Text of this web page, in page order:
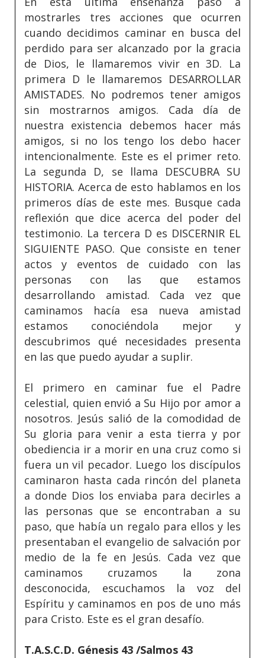
mostrarles tres acciones que ocurren
cuando decidimos caminar en busca del
perdido para ser alcanzado por la gracia
de Dios, le llamaremos vivir en 3D. La
primera D le llamaremos DESARROLLAR
AMISTADES. No podremos tener amigos
sin mostrarnos amigos. Cada día de
nuestra existencia debemos hacer más
amigos, si no los tengo los debo hacer
intencionalmente. Este es el primer reto.
La segunda D, se llama DESCUBRA SU
HISTORIA. Acerca de esto hablamos en los
primeros días de este mes. Busque cada
reflexión que dice acerca del poder del
testimonio. La tercera D es DISCERNIR EL
SIGUIENTE PASO. Que consiste en tener
actos y eventos de cuidado con las
personas con las que estamos
desarrollando amistad. Cada vez que
caminamos hacía esa nueva amistad
estamos conociéndola mejor y
descubrimos qué necesidades presenta
en las que puedo ayudar a suplir.
El primero en caminar fue el Padre
celestial, quien envió a Su Hijo por amor a
nosotros. Jesús salió de la comodidad de
Su gloria para venir a esta tierra y por
obediencia ir a morir en una cruz como si
fuera un vil pecador. Luego los discípulos
caminaron hasta cada rincón del planeta
a donde Dios los enviaba para decirles a
las personas que se encontraban a su
paso, que había un regalo para ellos y les
presentaban el evangelio de salvación por
medio de la fe en Jesús. Cada vez que
caminamos cruzamos la zona
desconocida, escuchamos la voz del
Espíritu y caminamos en pos de uno más
para Cristo. Este es el gran desafío.
T.A.S.C.D. Génesis 43 /Salmos 43